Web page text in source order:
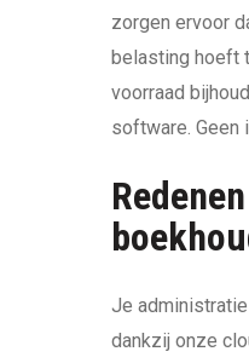
zorgen ervoor
belasting hoeft
voorraad
software. Geen
Je
dankzij onze